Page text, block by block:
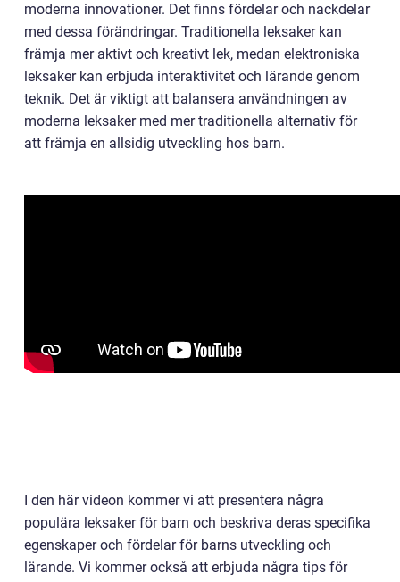
moderna innovationer. Det finns fördelar och nackdelar
med dessa förändringar. Traditionella leksaker kan
främja mer aktivt och kreativt lek, medan elektroniska
leksaker kan erbjuda interaktivitet och lärande genom
teknik. Det är viktigt att balansera användningen av
moderna leksaker med mer traditionella alternativ för
att främja en allsidig utveckling hos barn.
I den här videon kommer vi att presentera några
populära leksaker för barn och beskriva deras specifika
egenskaper och fördelar för barns utveckling och
lärande. Vi kommer också att erbjuda några tips för